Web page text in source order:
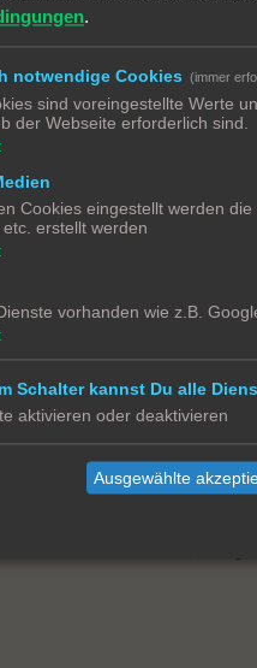
Platform neu anzumelden.
einiges händisch zu migrieren.
Automatisierungen" ein.
.
verbergen
Impressum
Kontakt
.
notwendige Cookies (immer
sind voreingestellte Werte
der Webseite erforderlich sind.
Cookies eingestellt werden
erstellt werden
vorhanden wie z.B.
Schalter kannst Du alle
aktivieren oder deaktivieren
Ausgewählte